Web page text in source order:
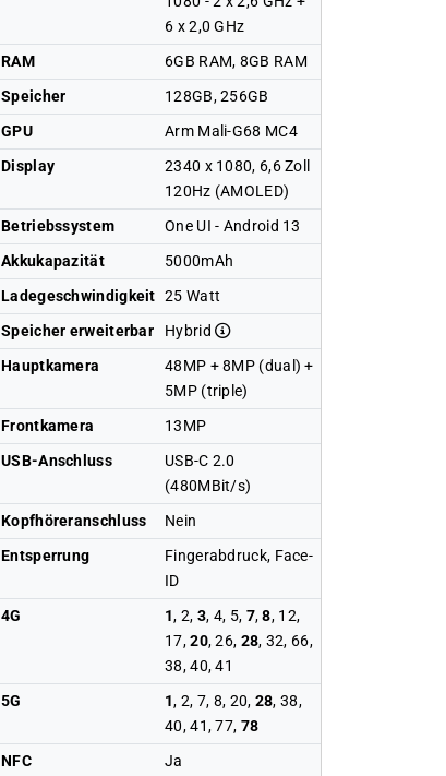
6 x 2,0 GHz
RAM
6GB RAM, 8GB RAM
Speicher
128GB, 256GB
GPU
Arm Mali-G68 MC4
Display
2340 x 1080, 6,6 Zoll
120Hz (AMOLED)
Betriebssystem
One UI - Android 13
Akkukapazität
5000mAh
Ladegeschwindigkeit 25 Watt
Speicher erweiterbar
Hybrid
Hauptkamera
48MP + 8MP (dual) +
5MP (triple)
Frontkamera
13MP
USB-Anschluss
USB-C 2.0
(480MBit/s)
Kopfhöreranschluss
Nein
Entsperrung
Fingerabdruck, Face-
ID
4G
1, 2, 3, 4, 5, 7,8, 12,
17,20, 26, 28, 32, 66,
38, 40, 41
5G
1, 2, 7, 8, 20, 28, 38,
40, 41, 77, 78
NFC
Ja